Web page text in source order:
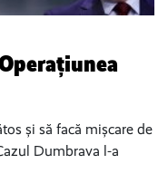
și să facă mișcare de
Dumbrava l-a